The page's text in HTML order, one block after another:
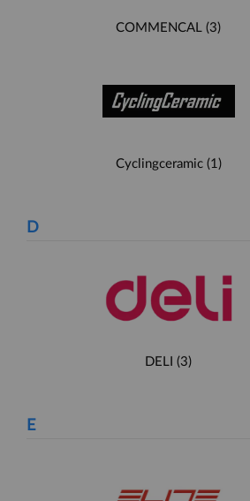
COMMENCAL (3)
Cyclingceramic(1)
D
DELI (3)
E